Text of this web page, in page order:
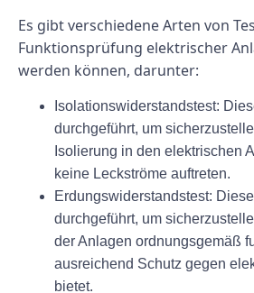
Es gibt verschiedene Arten von
Funktionsprüfung elektrischer
werden können, darunter:
Isolationswiderstandstest:
durchgeführt, um
Isolierung in den elektrischen
keine Leckströme auftreten.
Erdungswiderstandstest:
durchgeführt, um
der Anlagen ordnungsgemäß
ausreichend Schutz gegen
bietet.